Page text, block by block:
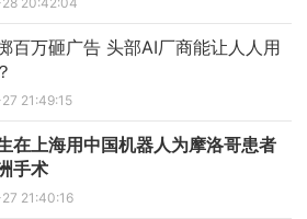
百万砸广告 头部AI厂商能让人人用
21:49:15
在上海用中国机器人为摩洛哥患者
手术
21:40:16